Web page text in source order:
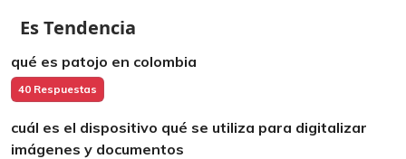
Es Tendencia
qué es patojo en colombia
40 Respuestas
cuál es el dispositivo qué se utiliza para digitalizar
imágenes y documentos